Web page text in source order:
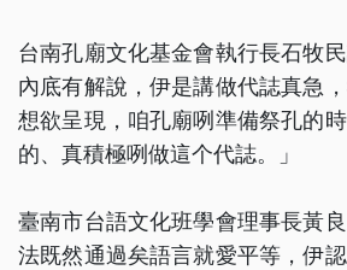
台南孔廟文化基金會執行長石牧
內底有解說，伊是講做代誌真急
想欲呈現，咱孔廟咧準備祭孔的
的、真積極咧做這个代誌。」
臺南市台語文化班學會理事長黃
法既然通過矣語言就愛平等，伊